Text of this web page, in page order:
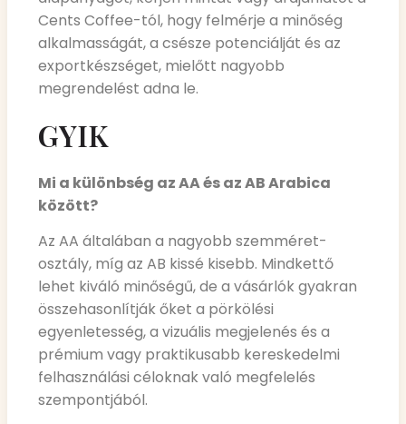
Cents Coffee-tól, hogy felmérje a minőség
alkalmasságát, a csésze potenciálját és az
exportkészséget, mielőtt nagyobb
megrendelést adna le.
GYIK
Mi a különbség az AA és az AB Arabica
között?
Az AA általában a nagyobb szemméret-
osztály, míg az AB kissé kisebb. Mindkettő
lehet kiváló minőségű, de a vásárlók gyakran
összehasonlítják őket a pörkölési
egyenletesség, a vizuális megjelenés és a
prémium vagy praktikusabb kereskedelmi
felhasználási céloknak való megfelelés
szempontjából.